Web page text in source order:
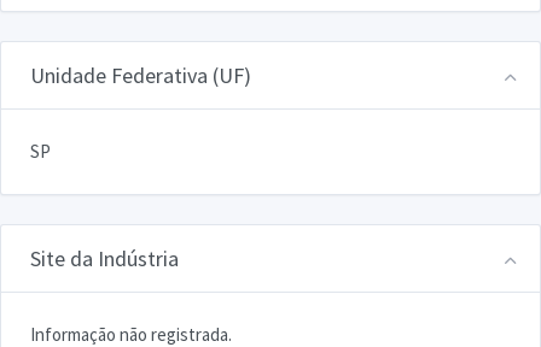
Unidade Federativa (UF)
SP
Site da Indústria
Informação não registrada.